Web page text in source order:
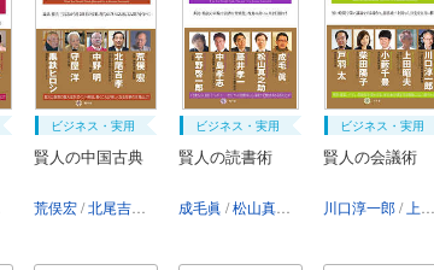
本多弘之
北村晴男 山崎直子 鷲田清一
ビジネス・実用
賢人の中国古典
荒俣宏 北尾吉孝 中野明 守屋洋 黒鉄ヒロシ
ビジネス・実用
賢人の読書術
成毛眞 松山真之助 藤井孝一 中島孝志
ビジネス・実用
賢人の会議術
川口淳一郎 上田昭夫